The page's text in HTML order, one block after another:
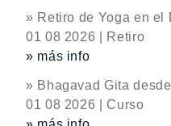
» Retiro de Yoga en el
01 08 2026 | Retiro
» más info
» Bhagavad Gita
01 08 2026 | Curso